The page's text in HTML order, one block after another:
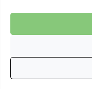
Copyright © 2026 oriGIn |
Geographical Indications